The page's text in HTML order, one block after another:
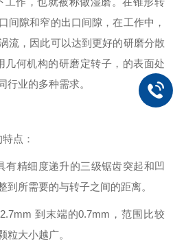
间隙和窄的出口间隙，在工作中，
流，因此可以达到更好的研磨分散
几何机构的研磨定转子，的表面处
行业的多种需求。
点：
有精细度递升的三级锯齿突起和凹
所需要的与转子之间的距离。
到末端的0.7mm，范围比较
粒大小越广。